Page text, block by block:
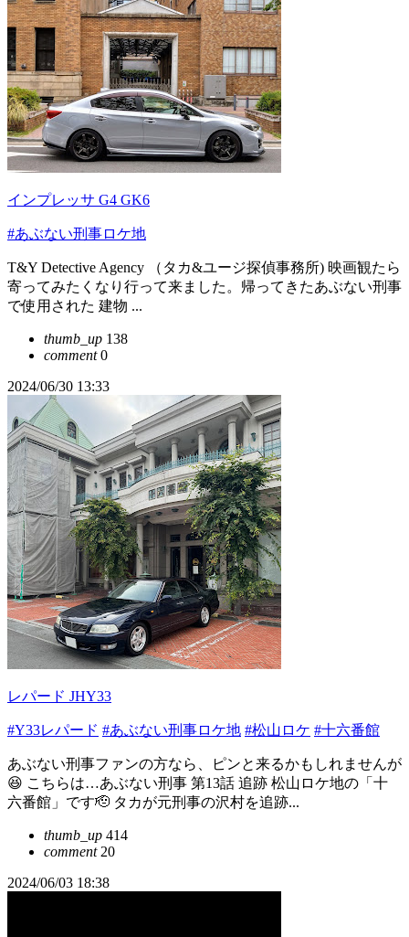
インプレッサ G4 GK6
#あぶない刑事ロケ地
T&Y Detective Agency （タカ&ユージ探偵事務所) 映画観たら
寄ってみたくなり行って来ました。帰ってきたあぶない刑事
で使用された 建物 ...
thumb_up 138
comment0
2024/06/30 13:33
レパード JHY33
#Y33レパード #あぶない刑事ロケ地 #松山ロケ #十六番館
あぶない刑事ファンの方なら、ピンと来るかもしれませんが
😆 こちらは…あぶない刑事 第13話 追跡 松山ロケ地の「十
六番館」です🫡 タカが元刑事の沢村を追跡...
thumb_up 414
comment20
2024/06/03 18:38